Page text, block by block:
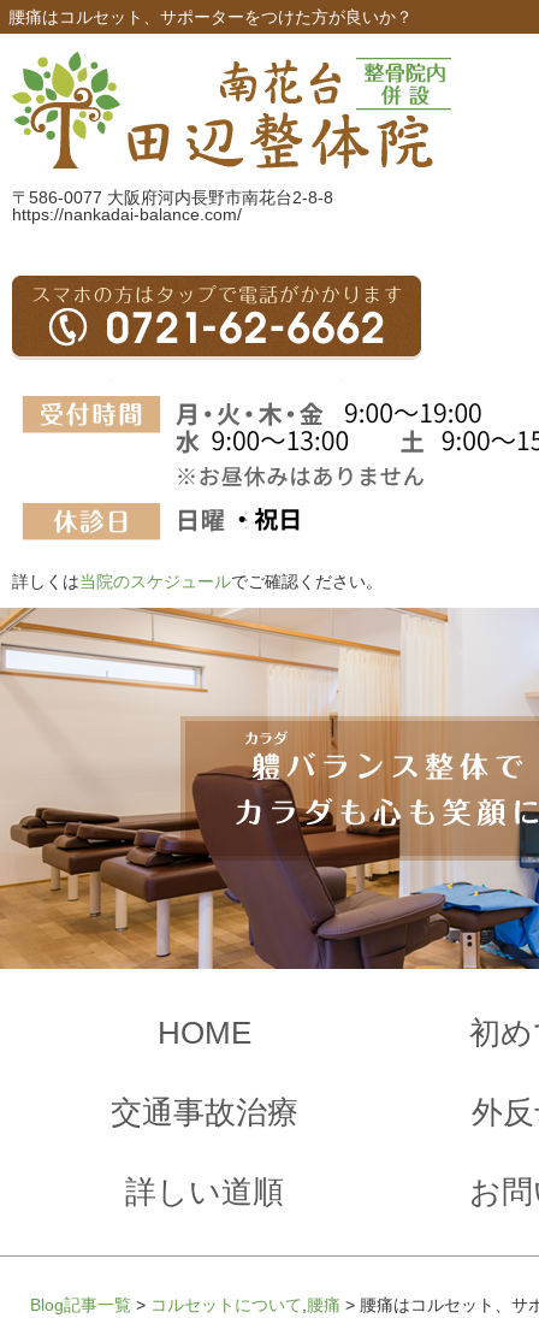
腰痛はコルセット、サポーターをつけた方が良いか？
〒586-0077 大阪府河内長野市南花台2-8-8
https://nankadai-balance.com/
詳しくは当院のスケジュールでご確認ください。
HOME 初
交通事故治療 外
詳しい道順 お
Blog記事一覧 > コルセットについて 腰痛 > 腰痛はコルセット、サ